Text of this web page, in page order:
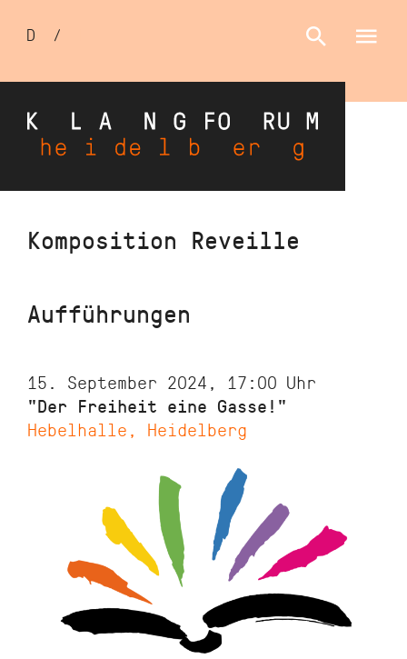
Direkt
Sprachumschalter
D /
Komposition Reveille
Aufführungen
15. September 2024, 17:00 Uhr
"Der Freiheit eine Gasse!"
Hebelhalle, Heidelberg